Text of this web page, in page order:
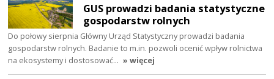
GUS prowadzi badania statystyczne
gospodarstw rolnych
Do połowy sierpnia Główny Urząd Statystyczny prowadzi badania
gospodarstw rolnych. Badanie to m.in. pozwoli ocenić wpływ rolnictwa
na ekosystemy i dostosować… » więcej